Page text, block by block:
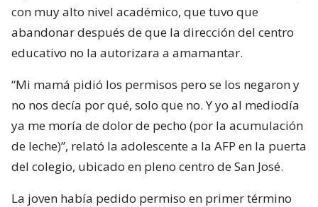
con muy alto nivel académico, que tuvo que
abandonar después de que la dirección del centro
educativo no la autorizara a amamantar.
“Mi mamá pidió los permisos pero se los negaron y
no nos decía por qué, solo que no. Y yo al mediodía
ya me moría de dolor de pecho (por la acumulación
de leche)”, relató la adolescente a la AFP en la puerta
del colegio, ubicado en pleno centro de San José.
La joven había pedido permiso en primer término